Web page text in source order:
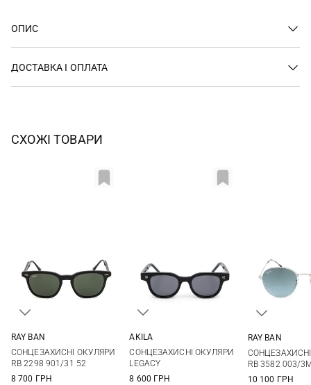
ОПИС
ДОСТАВКА І ОПЛАТА
СХОЖІ ТОВАРИ
RAY BAN
СОНЦЕЗАХИСНІ ОКУЛЯРИ
RB 2298 901/31 52
8 700 ГРН
AKILA
СОНЦЕЗАХИСНІ ОКУЛЯРИ
LEGACY
8 600 ГРН
RAY BAN
RB 3582 003/
10 100 ГРН